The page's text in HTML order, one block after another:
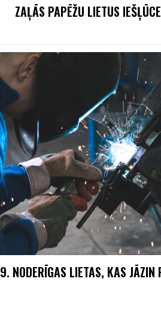
ZAĻĀS PAPĒŽU LIETUS
9. NODERĪGAS LIETAS, KAS